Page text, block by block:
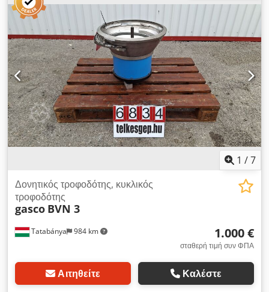
1 /7
Tatabánya 984 km
Δονητικός τροφοδότης, κυκλικός
τροφοδότης
gasco BVN 3
1.000 €
σταθερή τιμή συν ΦΠΑ
Αιτηθείτε Καλέστε